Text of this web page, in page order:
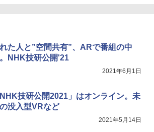
た人と”空間共有”、ARで番組の中
NHK技研公開'21
2021年6月1日
NHK技研公開2021」はオンライン。未
没入型VRなど
2021年5月14日